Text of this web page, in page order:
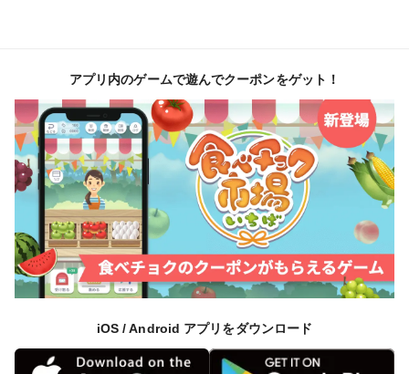
アプリ内のゲームで遊んでクーポンをゲット！
iOS / Android アプリをダウンロード